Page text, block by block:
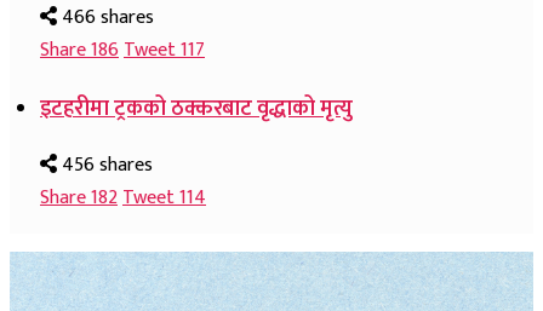
466 shares
Share186Tweet117
इटहरीमा ट्रकको ठक्करबाट वृद्धाको मृत्यु
456 shares
Share182Tweet114